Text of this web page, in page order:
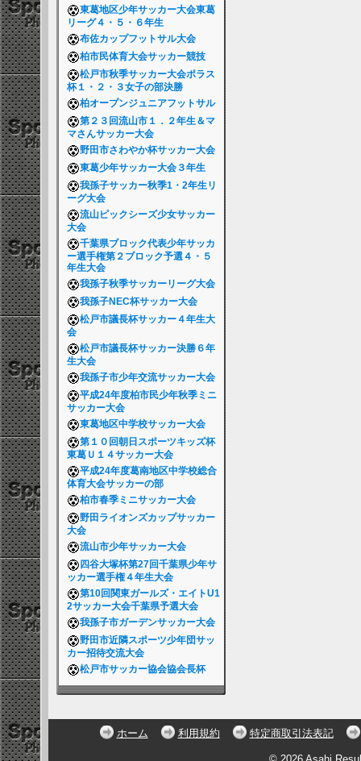
東葛地区少年サッカー大会東葛
リーグ４・５・６年生
布佐カップフットサル大会
柏市民体育大会サッカー競技
松戸市秋季サッカー大会ポラス
杯１・２・３女子の部決勝
柏オープンジュニアフットサル
第２３回流山市１．２年生＆マ
マさんサッカー大会
野田市さわやか杯サッカー大会
東葛少年サッカー大会３年生
我孫子サッカー秋季1・2年生リ
ーグ大会
流山ピックシーズ少女サッカー
大会
千葉県ブロック代表少年サッカ
ー選手権第２ブロック予選４・５
年生大会
我孫子秋季サッカーリーグ大会
我孫子NEC杯サッカー大会
松戸市議長杯サッカー４年生大
会
松戸市議長杯サッカー決勝６年
生大会
我孫子市少年交流サッカー大会
平成24年度柏市民少年秋季ミニ
サッカー大会
東葛地区中学校サッカー大会
第１０回朝日スポーツキッズ杯
東葛Ｕ１４サッカー大会
平成24年度葛南地区中学校総合
体育大会サッカーの部
柏市春季ミニサッカー大会
野田ライオンズカップサッカー
大会
流山市少年サッカー大会
四谷大塚杯第27回千葉県少年サ
ッカー選手権４年生大会
第10回関東ガールズ・エイトU1
2サッカー大会千葉県予選大会
我孫子市ガーデンサッカー大会
野田市近隣スポーツ少年団サッ
カー招待交流大会
松戸市サッカー協会協会長杯
ホーム 利用規約 特定商取引法表記